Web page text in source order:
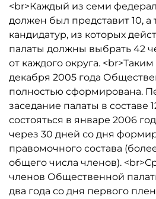
<br>Каждый из семи
должен был представит 10, а
кандидатур, из которых
палаты должны выбрать 42
от каждого округа.
декабря 2005 года
полностью сформирована.
заседание палаты в составе
состояться в январе 2006
через 30 дней со дня
правомочного состава
общего числа членов).
членов Общественной
два года со дня первого